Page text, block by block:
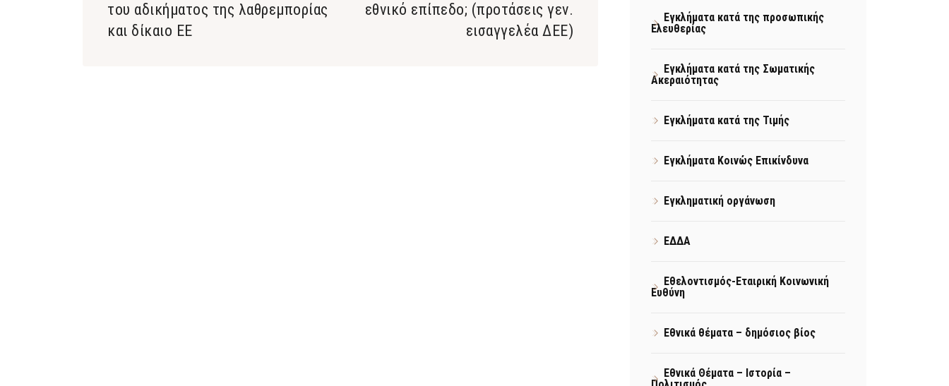
του αδικήματος της λαθρεμπορίας
και δίκαιο ΕΕ
εθνικό επίπεδο; (προτάσεις γεν.
εισαγγελέα ΔΕΕ)
Εγκλήματα κατά της προσωπικής
Ελευθερίας
Εγκλήματα κατά της Σωματικής
Ακεραιότητας
Εγκλήματα κατά της Τιμής
Εγκλήματα Κοινώς Επικίνδυνα
Εγκληματική οργάνωση
ΕΔΔΑ
Εθελοντισμός-Εταιρική Κοινωνική
Ευθύνη
Εθνικά θέματα – δημόσιος βίος
Εθνικά Θέματα – Ιστορία –